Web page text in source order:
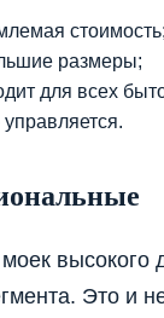
стоимость;
размеры;
для всех
управляется.
высокого
Это и